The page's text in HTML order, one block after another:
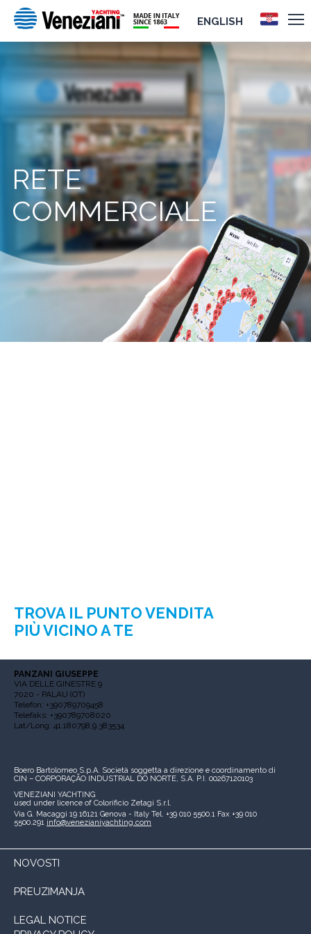
ENGLISH
RETE
COMMERCIALE
TROVA IL PUNTO VENDITA
PIÙ VICINO A TE
PANZANI GIUSEPPE
VIA DELLE GINESTRE 9
7020 - PALAU (OT)
Telefon: +390789709458
Telefaks: +390789708020
Lat/Long: 41.180798,9.383534
Boero Bartolomeo S.p.A. Società soggetta a direzione e coordinamento di
CIN – CORPORAÇÃO INDUSTRIAL DO NORTE, S.A. P.I. 00267120103
VENEZIANI YACHTING
used under licence of Colorificio Zetagi S.r.l.
Via G. Macaggi 19 16121 Genova - Italy Tel. +39 010 5500.1 Fax +39 010
5500.291 info@venezianiyachting.com
NOVOSTI
PREUZIMANJA
LEGAL NOTICE